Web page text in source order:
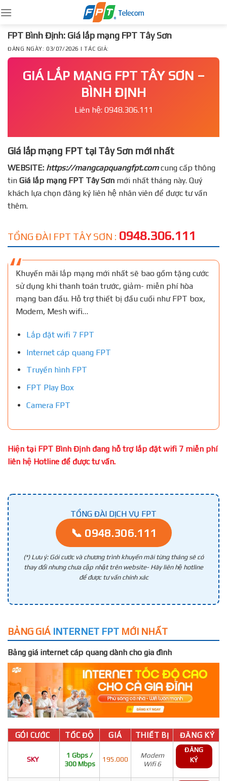
to
content
FPT Bình Định: Giá lắp mạng FPT Tây Sơn
ĐĂNG NGÀY: 03/07/2026 | TÁC GIẢ:
GIÁ LẮP MẠNG FPT TÂY SƠN –
BÌNH ĐỊNH
Liên hệ: 0948.306.111
Giá lắp mạng FPT tại Tây Sơn mới nhất
WEBSITE: https://mangcapquangfpt.comcung cấp thông
tin Giá lắp mạng FPT Tây Sơn mới nhất tháng này. Quý
khách lựa chọn đăng ký liên hệ nhân viên để được tư vấn
thêm.
TỔNG ĐÀI FPT TÂY SƠN : 0948.306.111
Khuyến mãi lắp mạng mới nhất sẽ bao gồm tặng cước
sử dụng khi thanh toán trước, giảm- miễn phí hòa
mạng ban đầu. Hỗ trợ thiết bị đầu cuối như FPT box,
Modem, Mesh wifi…
Lắp đặt wifi 7 FPT
Internet cáp quang FPT
Truyền hình FPT
FPT Play Box
Camera FPT
Hiện tại FPT Bình Định đang hỗ trợ lắp đặt wifi 7 miễn phí
liên hệ Hotline để được tư vấn.
TỔNG ĐÀI DỊCH VỤ FPT
📞 0948.306.111
(*) Lưu ý: Gói cước và chương trình khuyến mãi từng tháng sẽ có
thay đổi nhưng chưa cập nhật trên website- Hãy liên hệ hotline
để được tư vấn chính xác
BẢNG GIÁ INTERNET FPT MỚI NHẤT
Bảng giá internet cáp quang dành cho gia đình
GÓI CƯỚC TỐC ĐỘ GIÁ THIẾT BỊ ĐĂNG KÝ
SKY
1 Gbps /
300 Mbps
195.000
Modem
Wifi 6
ĐĂNG
KÝ